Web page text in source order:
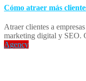
Cómo atraer más
Atraer clientes a
marketing digital y SEO.
Agency